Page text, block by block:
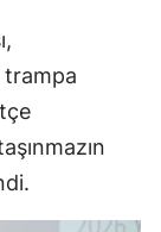
trampa